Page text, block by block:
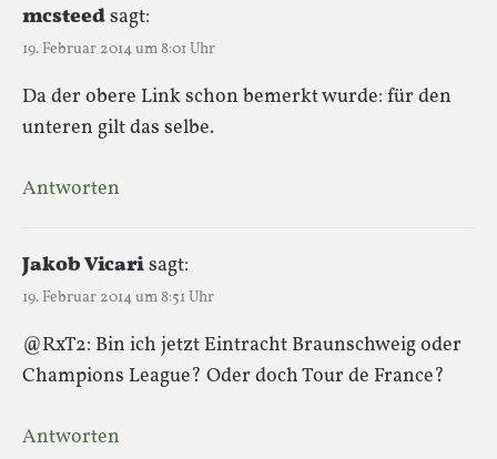
mcsteedsagt:
19. Februar 2014 um 8:01 Uhr
Da der obere Link schon bemerkt wurde: für den
unteren gilt das selbe.
Antworten
Jakob Vicarisagt:
19. Februar 2014 um 8:51 Uhr
@RxT2: Bin ich jetzt Eintracht Braunschweig oder
Champions League? Oder doch Tour de France?
Antworten